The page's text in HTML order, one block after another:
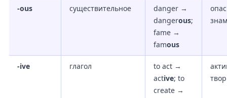
-ous существительное
danger →
dangerous;
fame →
famous
-ive глагол
to act →
active; to
create →